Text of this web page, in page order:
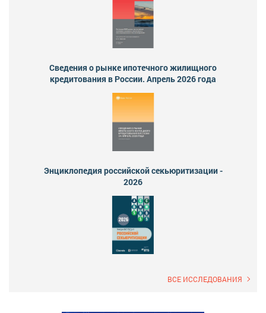
Сведения о рынке ипотечного жилищного
кредитования в России. Апрель 2026 года
Энциклопедия российской секьюритизации -
2026
ВСЕ ИССЛЕДОВАНИЯ